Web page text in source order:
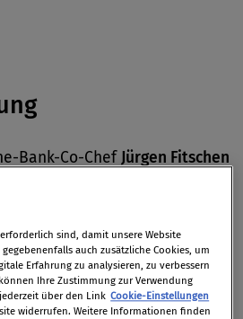
Bank-Co-Chef Jürgen Fitschen
Prozessbetrug
auf der Anklagebank sitzen
Deutsche-Bank-Chefs
Rolf Breuer.
sind, damit unsere Website
auch zusätzliche Cookies, um
Erfahrung zu analysieren, zu verbessern
Ihre Zustimmung zur Verwendung
über den Link Cookie-Einstellungen
widerrufen. Weitere Informationen finden